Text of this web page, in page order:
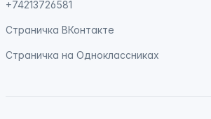
+74213726581
Страничка ВКонтакте
Страничка на Одноклассниках